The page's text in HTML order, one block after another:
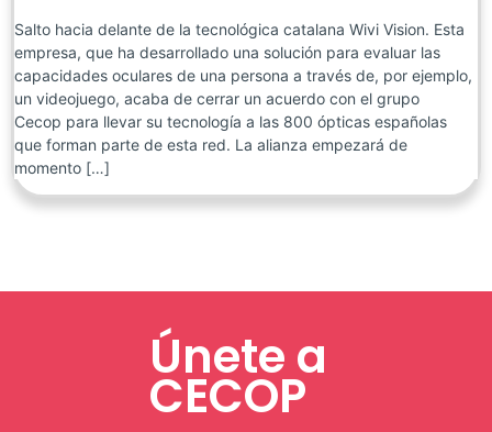
Salto hacia delante de la tecnológica catalana Wivi Vision. Esta
empresa, que ha desarrollado una solución para evaluar las
capacidades oculares de una persona a través de, por ejemplo,
un videojuego, acaba de cerrar un acuerdo con el grupo
Cecop para llevar su tecnología a las 800 ópticas españolas
que forman parte de esta red. La alianza empezará de
momento […]
Únete a
CECOP